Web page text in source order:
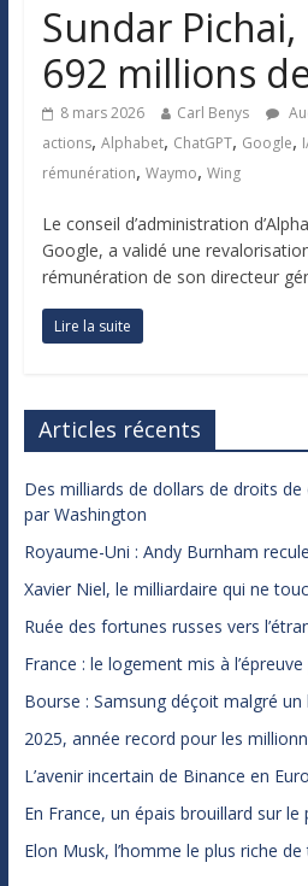
Sundar Pichai,
692 millions
8 mars 2026 Carl Benys
actions, Alphabet, ChatGPT, Google,
rémunération, Waymo, Wing
Le conseil d’administration
Google, a validé une
rémunération de son directeur
Lire la suite
Articles récents
Des milliards de dollars de droits
par Washington
Royaume-Uni : Andy Burnham
Xavier Niel, le milliardaire qui ne
Ruée des fortunes russes vers
France : le logement mis à
Bourse : Samsung déçoit malgré
2025, année record pour les
L’avenir incertain de Binance en
En France, un épais brouillard sur
Elon Musk, l’homme le plus riche